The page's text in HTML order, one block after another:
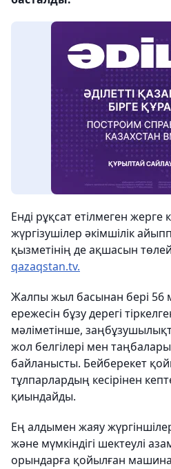
Енді рұқсат етілмеген жерге
жүргізушілер әкімшілік
қызметінің де ақшасын
qazaqstan.tv.
Жалпы жыл басынан бері 56
ережесін бұзу дерегі
мәліметінше,
жол белгілері мен
байланысты. Бейберекет
тұлпарлардың кесірінен
қиындайды.
Ең алдымен жаяу
және мүмкіндігі шектеулі
орындарға қойылған